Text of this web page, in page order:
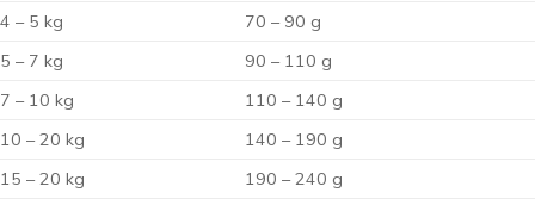
4 – 5 kg
70 – 90 g
5 – 7 kg
90 – 110 g
7 – 10 kg
110 – 140 g
10 – 20 kg
140 – 190 g
15 – 20 kg
190 – 240 g